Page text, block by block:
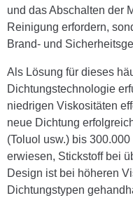
und das Abschalten der
Reinigung erfordern,
Brand- und
Als Lösung für dieses
Dichtungstechnologie
niedrigen Viskositäten
neue Dichtung
(Toluol usw.) bis
erwiesen, Stickstoff bei
Design ist bei höheren
Dichtungstypen